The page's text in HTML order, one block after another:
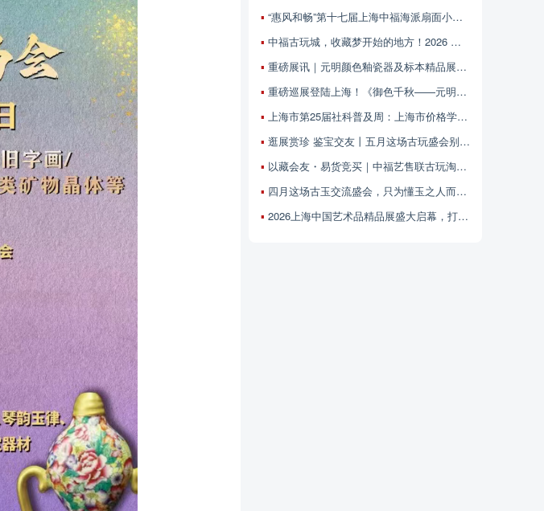
“惠风和畅”第十七届上海中福海派扇面小品书画展暨上海扬子书画院第五届扇面小品书画邀请展征稿启事
中福古玩城，收藏梦开始的地方！2026 相约上海！相约中国艺术品精品展！6月13-21日 不见不散！
重磅展讯｜元明颜色釉瓷器及标本精品展5月28日中福古玩城开幕
重磅巡展登陆上海！《御色千秋——元明颜色釉瓷器标本精品展 》5月28日中福古玩城开展
上海市第25届社科普及周：上海市价格学会联合中福古玩城邀您参加——艺术品价值解读与鉴赏专场
逛展赏珍 鉴宝交友丨五月这场古玩盛会别错过！
以藏会友・易货竞买｜中福艺售联古玩淘宝乐盛会四月来袭
四月这场古玉交流盛会，只为懂玉之人而聚！
2026上海中国艺术品精品展盛大启幕，打造艺术交流新标杆！